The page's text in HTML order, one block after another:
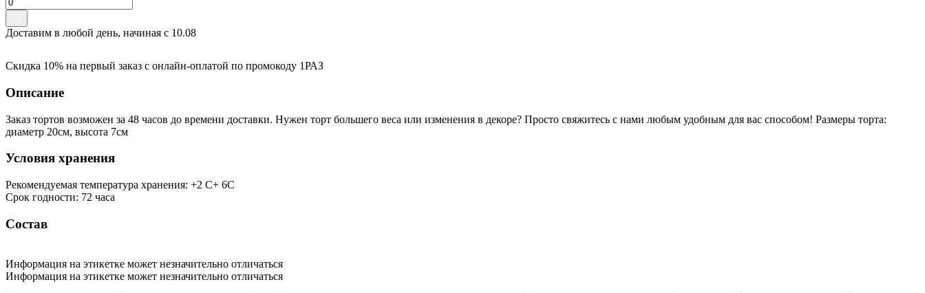
Доставим в любой день, начиная с 10.08
Скидка 10% на первый заказ с онлайн-оплатой по промокоду 1РАЗ
Описание
Заказ тортов возможен за 48 часов до времени доставки. Нужен торт большего веса или изменения в декоре? Просто свяжитесь с нами любым удобным для вас способом! Размеры торта:
диаметр 20см, высота 7см
Условия хранения
Рекомендуемая температура хранения: +2 С+ 6С
Срок годности: 72 часа
Состав
Информация на этикетке может незначительно отличаться
Информация на этикетке может незначительно отличаться